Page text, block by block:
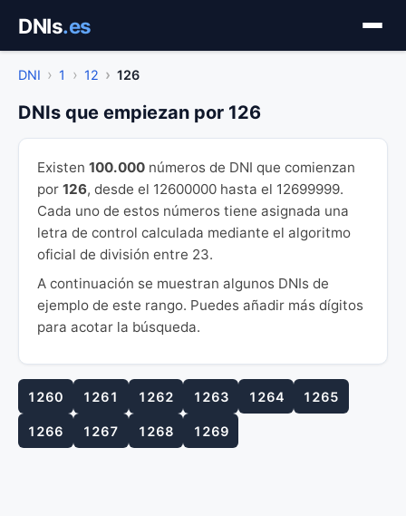
contenido
DNIs.es
DNI 1 12 126
DNIs que empiezan por 126
Existen 100.000 números de DNI que comienzan
por 126, desde el 12600000 hasta el 12699999.
Cada uno de estos números tiene asignada una
letra de control calculada mediante el algoritmo
oficial de división entre 23.
A continuación se muestran algunos DNIs de
ejemplo de este rango. Puedes añadir más dígitos
para acotar la búsqueda.
1260 1261 1262 1263 1264 1265
1266 1267 1268 1269